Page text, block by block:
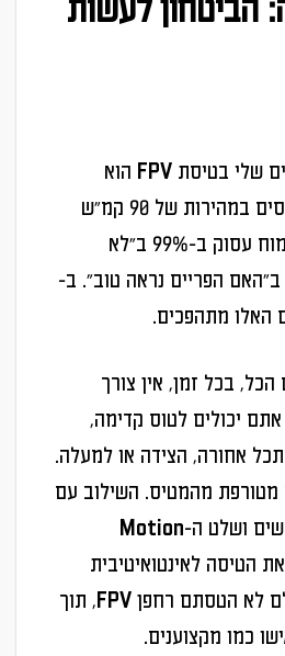
הביטחון לעשות
אחד החששות הגדולים שלי בטיסת FPV הוא
הקומפוזיציה. כשמטיסים במהירות של 90 קמ"ש
דרך חריצים צרים, המוח עסוק ב-99% ב"לא
להתרסק" ורק ב-1% ב"האם הפריים נראה טוב". ב-
בכל זמן, אין צורך
יכולים לטוס קדימה,
אחורה, הצידה או למעלה.
מהמטיס. השילוב עם
ושלט ה-Motion
הטיסה לאינטואיטיבית
להפליא. גם אם מעולם לא הטסתם רחפן FPV, תוך
כמו מקצוענים.